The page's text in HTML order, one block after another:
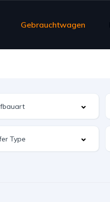
Gebrauchtwagen